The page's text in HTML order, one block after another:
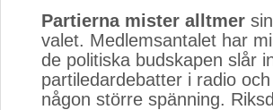
Partierna mister alltmer
valet. Medlemsantalet har
de politiska budskapen slår
partiledardebatter i radio
någon större spänning.